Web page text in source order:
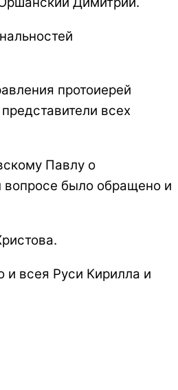
протоиерей
всех
Павлу о
вопросе было обращено и
и всея Руси Кирилла и